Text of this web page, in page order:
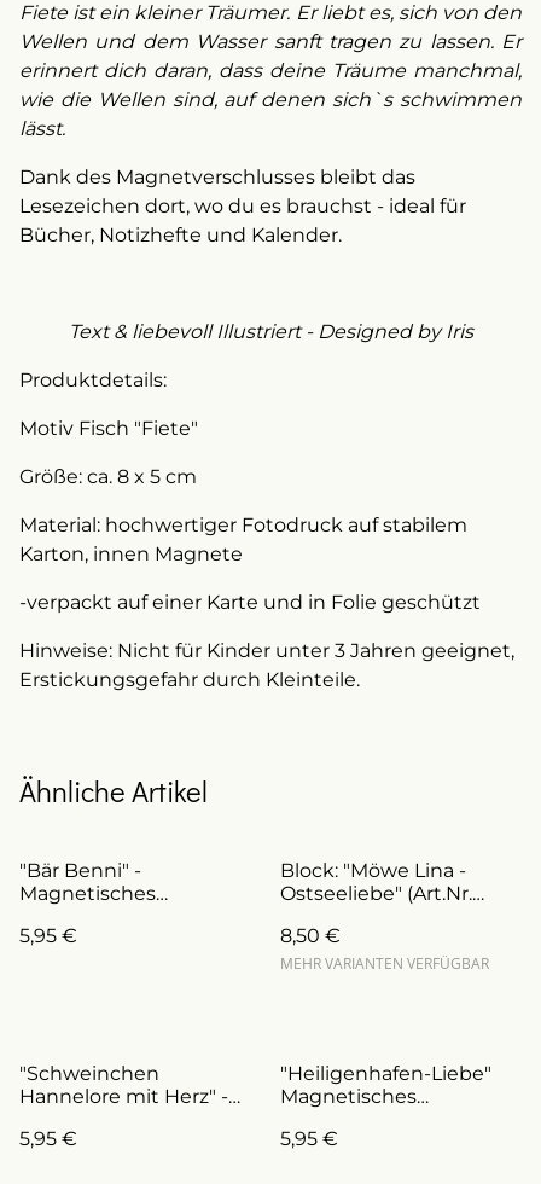
Fiete ist ein kleiner Träumer. Er liebt es, sich von den
Wellen und dem Wasser sanft tragen zu lassen. Er
erinnert dich daran, dass deine Träume manchmal,
wie die Wellen sind, auf denen sich`s schwimmen
lässt.
Dank des Magnetverschlusses bleibt das
Lesezeichen dort, wo du es brauchst - ideal für
Bücher, Notizhefte und Kalender.
Text & liebevoll Illustriert - Designed by Iris
Produktdetails:
Motiv Fisch "Fiete"
Größe: ca. 8 x 5 cm
Material: hochwertiger Fotodruck auf stabilem
Karton, innen Magnete
-verpackt auf einer Karte und in Folie geschützt
Hinweise: Nicht für Kinder unter 3 Jahren geeignet,
Erstickungsgefahr durch Kleinteile.
Ähnliche Artikel
"Bär Benni" -
Magnetisches
(ArtNr.L0008)
5,95 €
Block: "Möwe Lina -
Ostseeliebe" (Art.Nr.
8,50 €
MEHR VARIANTEN VERFÜGBAR
"Schweinchen
Hannelore mit Herz" -
Lesezeichen
5,95 €
"Heiligenhafen-Liebe"
Magnetisches
(ArtNr.L0006)
5,95 €